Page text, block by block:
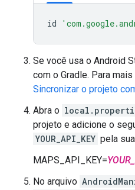
id
Se você usa o Android
com o Gradle. Para
Sincronizar o projeto
Abra o
projeto e adicione o
YOUR_API_KEY pela
MAPS_API_KEY=
No arquivo